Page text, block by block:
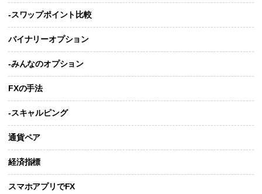
-スワップポイント比較
バイナリーオプション
-みんなのオプション
FXの手法
-スキャルピング
通貨ペア
経済指標
スマホアプリでFX